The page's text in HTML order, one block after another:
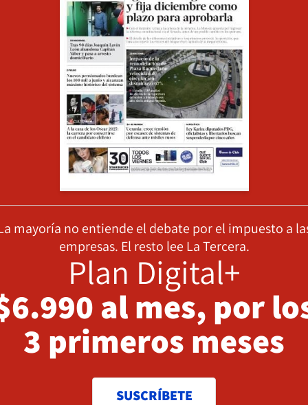
mayoría no entiende el debate por el impuesto a
empresas. El resto lee La Tercera.
Plan Digital+
al mes, por
3 primeros meses
SUSCRÍBETE